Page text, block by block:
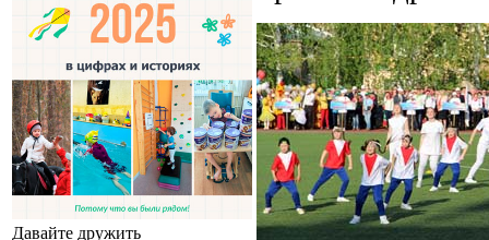
Давайте дружить